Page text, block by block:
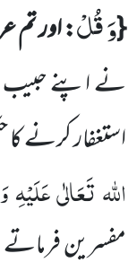
{وَ قُلْ: اور
نے اپنے حبیب
استغفار کرنے کا
اللہتَعَالٰیعَلَیْہِ
مفسرین